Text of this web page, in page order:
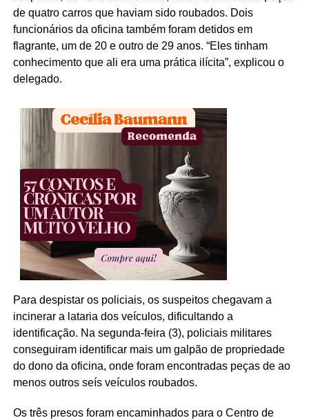
de quatro carros que haviam sido roubados. Dois
funcionários da oficina também foram detidos em
flagrante, um de 20 e outro de 29 anos. “Eles tinham
conhecimento que ali era uma prática ilícita”, explicou o
delegado.
Para despistar os policiais, os suspeitos chegavam a
incinerar a lataria dos veículos, dificultando a
identificação. Na segunda-feira (3), policiais militares
conseguiram identificar mais um galpão de propriedade
do dono da oficina, onde foram encontradas peças de ao
menos outros seís veículos roubados.
Os três presos foram encaminhados para o Centro de